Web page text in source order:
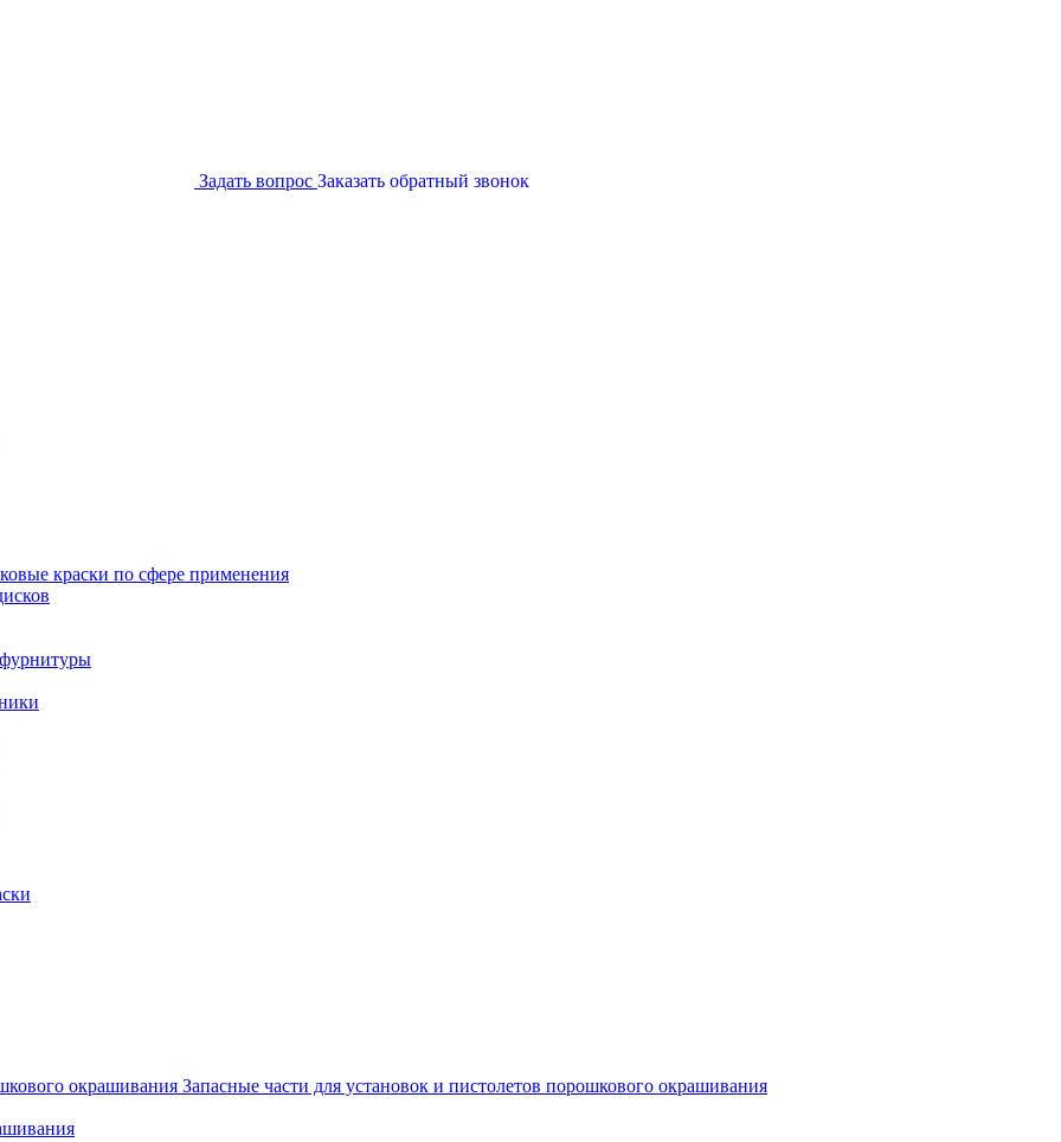
Задать вопрос Заказать обратный звонок
краски по сфере применения
Запасные части для установок и пистолетов порошкового окрашивания